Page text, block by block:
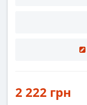
2 222 грн